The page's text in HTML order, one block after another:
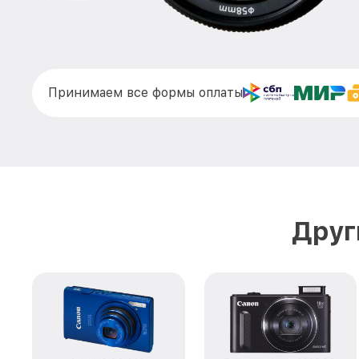
Принимаем все формы оплаты